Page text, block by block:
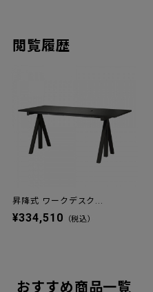
閲覧履歴
昇降式 ワークデスク...
¥334,510 （税込）
おすすめ商品一覧